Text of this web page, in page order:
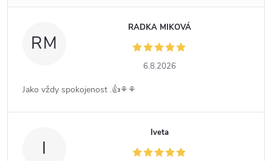
RM
RADKA MIKOVÁ
6.8.2026
Jako vždy spokojenost .👍⚘️⚘️
I
Iveta